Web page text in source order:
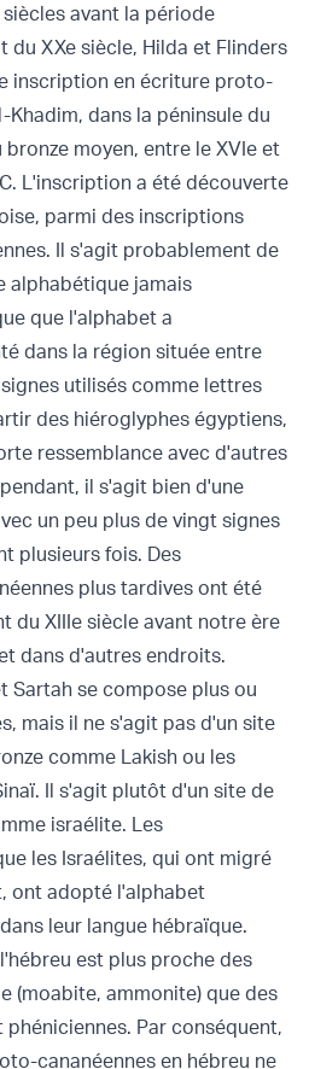
avant la période
XXe siècle, Hilda et Flinders
inscription en écriture proto-
dans la péninsule du
moyen, entre le XVIe et
L'inscription a été découverte
parmi des inscriptions
Il s'agit probablement de
alphabétique jamais
que l'alphabet a
dans la région située entre
utilisés comme lettres
des hiéroglyphes égyptiens,
ressemblance avec d'autres
il s'agit bien d'une
un peu plus de vingt signes
plusieurs fois. Des
plus tardives ont été
du XIIIe siècle avant notre ère
dans d'autres endroits.
Sartah se compose plus ou
mais il ne s'agit pas d'un site
comme Lakish ou les
Il s'agit plutôt d'un site de
israélite. Les
les Israélites, qui ont migré
ont adopté l'alphabet
leur langue hébraïque.
est plus proche des
(moabite, ammonite) que des
phéniciennes. Par conséquent,
cananéennes en hébreu ne